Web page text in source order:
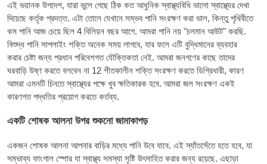
এই ভয়ানক উপদেশ, যারা ভুলে গেছে ঠিক কত আধুনিক স্বাস্থ্যবিধি ভালো স্বাস্থ্যের দেখা
দিয়েছে কর্তৃক প্রদত্ত. এটা তোলে যেখানে সম্ভব পানি সংরক্ষণ করা ভাল, কিন্তু পৃথিবীতে
কম পানি আজ চেয়ে ছিল 4 বিলিয়ন বছর আগে. আমরা পানি নয় "চলমান আউট" করছি.
বিশুদ্ধ পানি সাপলাইং শক্তি অনেক সময় লাগবে, যার ফলে এটি বুদ্ধিমানের ব্যবহার
করার চেষ্টা জন্য প্রধান পরিবেশগত যৌক্তিকতা নেই. আমরা জনগণের কাছে তাদের
ঘরবাড়ি উষ্ণ করতে বলবেন না 12 শীতকালীন শক্তি সংরক্ষণ করতে ডিগ্রিধারী, কারণ
আমরা এমনটি চিনতে স্বাস্থ্যের পক্ষে খুব ক্ষতিকারক হবে. আমরা জল সংরক্ষণ একই
কারণগত পদ্ধতির প্রয়োগ করতে কর্তব্য.
একটি শোষক আলনা উপর শুকনো জামাকাপড়
একজন শোষক আলনা আপনার বাড়ির মধ্যে পানি উবে যাবে. এই স্যাঁতসেঁতে হতে হবে, যা
সম্ভাব্য ফাংগাল স্পোর যা স্বাস্থ্য সমস্যা সৃষ্টি উৎসাহিত করার জন্য রয়েছে. এছাড়া